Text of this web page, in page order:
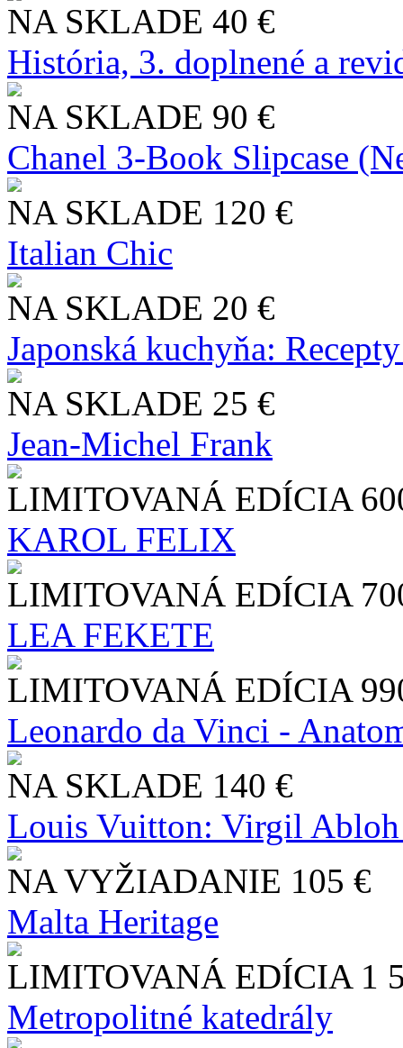
NA SKLADE 40 €
História, 3. doplnené a
NA SKLADE 90 €
Chanel 3-Book Slipcase
NA SKLADE 120 €
Italian Chic
NA SKLADE 20 €
Japonská kuchyňa:
NA SKLADE 25 €
Jean-Michel Frank
LIMITOVANÁ EDÍCIA
KAROL FELIX
LIMITOVANÁ EDÍCIA
LEA FEKETE
LIMITOVANÁ EDÍCIA
Leonardo da Vinci -
NA SKLADE 140 €
Louis Vuitton: Virgil
NA VYŽIADANIE 105 €
Malta Heritage
LIMITOVANÁ EDÍCIA 1
Metropolitné katedrály